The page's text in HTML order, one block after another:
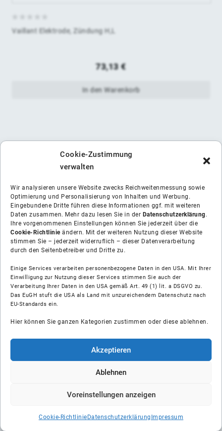
Cookie-Zustimmung
verwalten
Wir analysieren unsere Website zwecks Reichweitenmessung sowie
Optimierung und Personalisierung von Inhalten und Werbung.
Eingebundene Dritte führen diese Informationen ggf. mit weiteren
Daten zusammen. Mehr dazu lesen Sie in der Datenschutzerklärung.
Ihre vorgenommenen Einstellungen können Sie jederzeit über die
Cookie-Richtlinieändern. Mit der weiteren Nutzung dieser Website
stimmen Sie – jederzeit widerruflich – dieser Datenverarbeitung
durch den Seitenbetreiber und Dritte zu.
Einige Services verarbeiten personenbezogene Daten in den USA. Mit Ihrer
Einwilligung zur Nutzung dieser Services stimmen Sie auch der
Verarbeitung Ihrer Daten in den USA gemäß Art. 49 (1) lit. a DSGVO zu.
Das EuGH stuft die USA als Land mit unzureichendem Datenschutz nach
EU-Standards ein.
Hier können Sie ganzen Kategorien zustimmen oder diese ablehnen.
Akzeptieren
Ablehnen
Voreinstellungen anzeigen
Cookie-Richtlinie Datenschutzerklärung Impressum
Vaillant Elektrode, Zündung H,L
73,13€
In den Warenkorb
Über uns
Soziale Medien
AGB
Impressum Datenschutz